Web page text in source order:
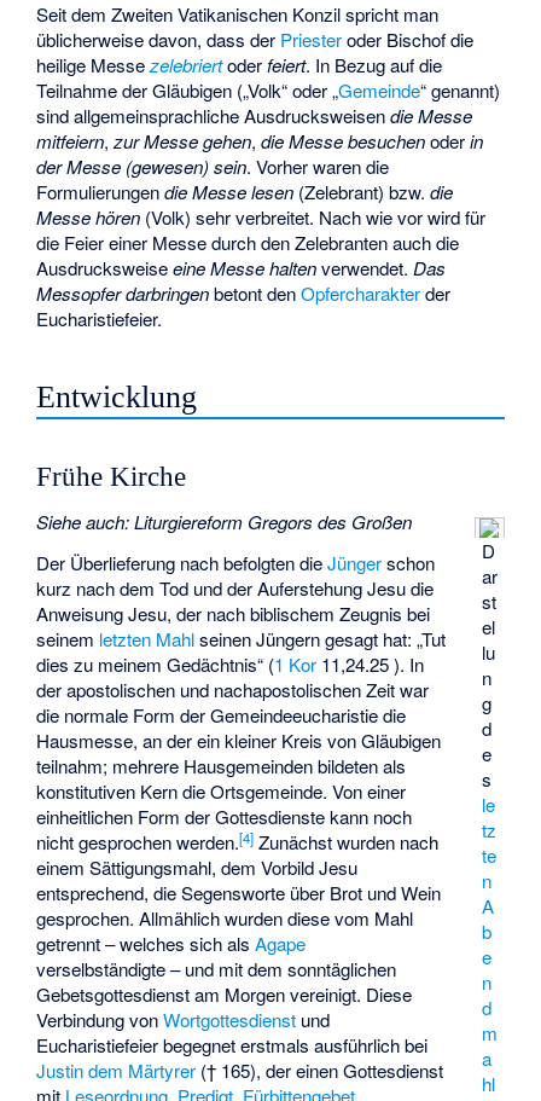
Seit dem Zweiten Vatikanischen Konzil spricht man
üblicherweise davon, dass der Priesteroder Bischof die
heilige Messezelebriertoderfeiert. In Bezug auf die
Teilnahme der Gläubigen („Volk“ oder „Gemeinde“ genannt)
sind allgemeinsprachliche Ausdrucksweisendie Messe
mitfeiern,zur Messe gehen,die Messe besuchenoderin
der Messe (gewesen) sein. Vorher waren die
Formulierungendie Messe lesen (Zelebrant) bzw.die
Messe hören (Volk) sehr verbreitet. Nach wie vor wird für
die Feier einer Messe durch den Zelebranten auch die
Ausdrucksweiseeine Messe haltenverwendet.Das
Messopfer darbringenbetont denOpfercharakterder
Eucharistiefeier.
Entwicklung
Frühe Kirche
D
ar
st
el
lu
n
g
d
e
s
le
tz
te
n
A
b
e
n
d
m
a
hl
Siehe auch:Liturgiereform Gregors des Großen
Der Überlieferung nach befolgten dieJüngerschon
kurz nach dem Tod und der Auferstehung Jesu die
Anweisung Jesu, der nach biblischem Zeugnis bei
seinem letzten Mahlseinen Jüngern gesagt hat: „Tut
dies zu meinem Gedächtnis“ (1 Kor 11,24.25 ). In
der apostolischen und nachapostolischen Zeit war
die normale Form der Gemeindeeucharistie die
Hausmesse, an der ein kleiner Kreis von Gläubigen
teilnahm; mehrere Hausgemeinden bildeten als
konstitutiven Kern die Ortsgemeinde. Von einer
einheitlichen Form der Gottesdienste kann noch
nicht gesprochen werden.[4] Zunächst wurden nach
einem Sättigungsmahl, dem Vorbild Jesu
entsprechend, die Segensworte über Brot und Wein
gesprochen. Allmählich wurden diese vom Mahl
getrennt – welches sich alsAgape
verselbständigte – und mit dem sonntäglichen
Gebetsgottesdienst am Morgen vereinigt. Diese
Verbindung vonWortgottesdienst und
Eucharistiefeier begegnet erstmals ausführlich bei
Justin dem Märtyrer († 165), der einen Gottesdienst